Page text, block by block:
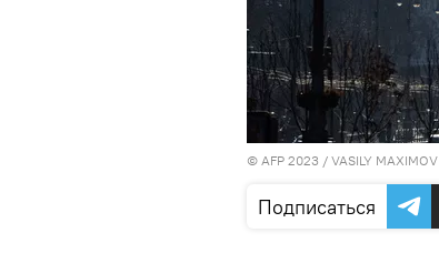
© AFP 2023 / VASILY MAXIMOV
Подписаться